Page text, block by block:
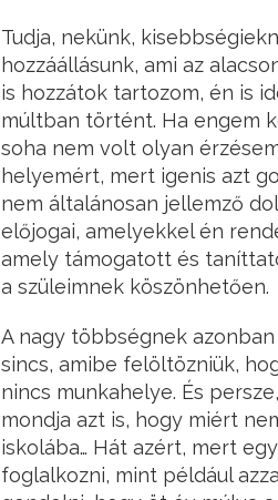
Tudja, nekünk,
hozzáállásunk, ami az
is hozzátok tartozom, én is
múltban történt. Ha engem
soha nem volt olyan
helyemért, mert igenis azt
nem általánosan jellemző
előjogai, amelyekkel én
amely támogatott és
a szüleimnek köszönhetően.
A nagy többségnek
sincs, amibe felöltözniük,
nincs munkahelye. És
mondja azt is, hogy miért
iskolába… Hát azért, mert
foglalkozni, mint például